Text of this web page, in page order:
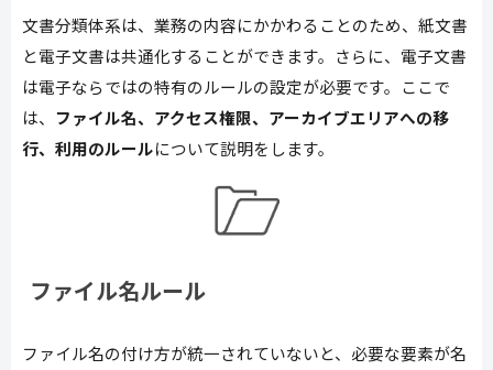
文書分類体系は、業務の内容にかかわることのため、紙文書
と電子文書は共通化することができます。さらに、電子文書
は電子ならではの特有のルールの設定が必要です。ここで
は、 ファイル名、アクセス権限、アーカイブエリアへの移
行、利用のルールについて説明をします。
ファイル名ルール
ファイル名の付け方が統一されていないと、必要な要素が名